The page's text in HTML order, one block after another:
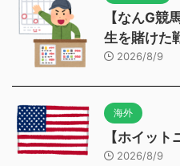
【なんG競
生を賭けた
2026/8/9
海外
【ホイッ
2026/8/9